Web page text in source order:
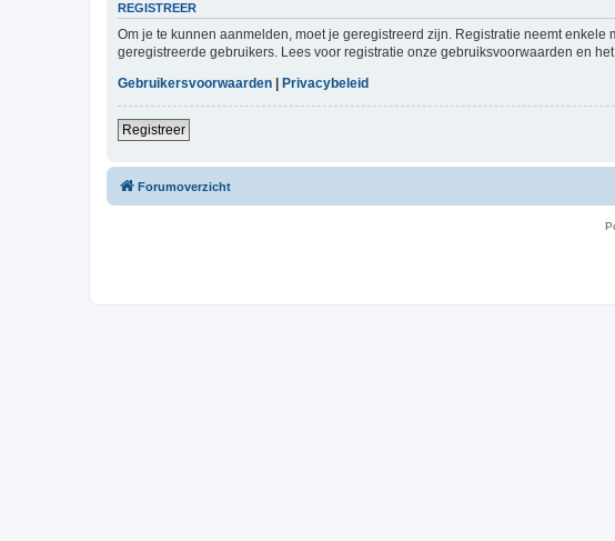
REGISTREER
Om je te kunnen aanmelden, moet je geregistreerd zijn. Registratie neemt
geregistreerde gebruikers. Lees voor registratie onze gebruiksvoorwaarden en
Gebruikersvoorwaarden | Privacybeleid
Registreer
Forumoverzicht